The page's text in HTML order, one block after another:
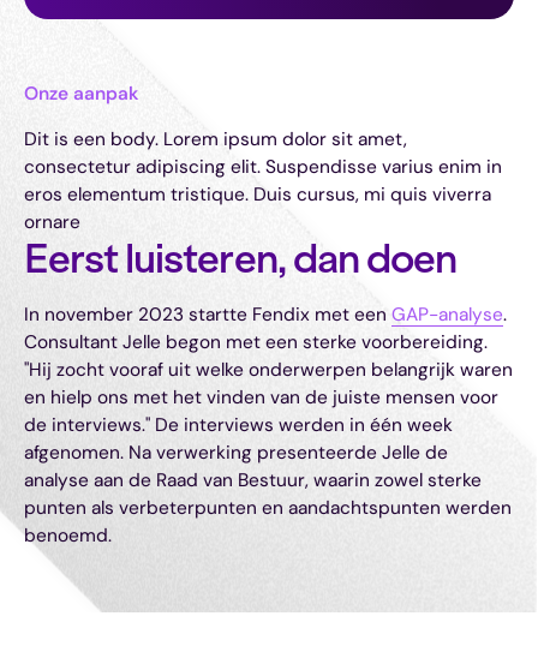
Onze aanpak
Dit is een body. Lorem ipsum dolor sit amet,
consectetur adipiscing elit. Suspendisse varius enim in
eros elementum tristique. Duis cursus, mi quis viverra
ornare
Eerst luisteren, dan doen
In november 2023 startte Fendix met een GAP-analyse.
Consultant Jelle begon met een sterke voorbereiding.
"Hij zocht vooraf uit welke onderwerpen belangrijk waren
en hielp ons met het vinden van de juiste mensen voor
de interviews." De interviews werden in één week
afgenomen. Na verwerking presenteerde Jelle de
analyse aan de Raad van Bestuur, waarin zowel sterke
punten als verbeterpunten en aandachtspunten werden
benoemd.